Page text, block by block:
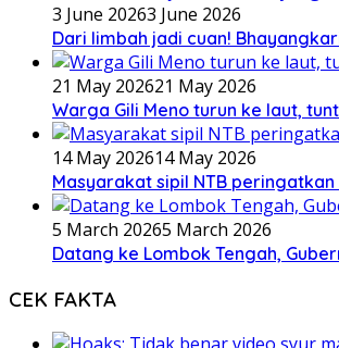
3 June 20263 June 2026
Dari limbah jadi cuan!
21 May 202621 May 2026
Warga Gili Meno turun ke laut,
14 May 202614 May 2026
Masyarakat sipil NTB
5 March 20265 March 2026
Datang ke Lombok Tengah,
CEK FAKTA